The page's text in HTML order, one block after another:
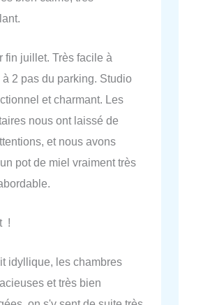
fin juillet. Très facile à
à 2 pas du parking. Studio
et charmant. Les
nous ont laissé de
et nous avons
pot de miel vraiment très
!
idyllique, les chambres
et très bien